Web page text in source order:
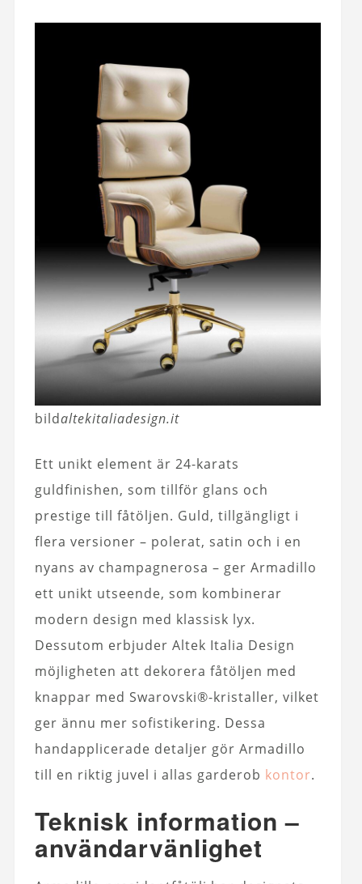
bildaltekitaliadesign.it
Ett unikt element är 24-karats
guldfinishen, som tillför glans och
prestige till fåtöljen. Guld, tillgängligt i
flera versioner – polerat, satin och i en
nyans av champagnerosa – ger Armadillo
ett unikt utseende, som kombinerar
modern design med klassisk lyx.
Dessutom erbjuder Altek Italia Design
möjligheten att dekorera fåtöljen med
knappar med Swarovski®-kristaller, vilket
ger ännu mer sofistikering. Dessa
handapplicerade detaljer gör Armadillo
till en riktig juvel i allas garderob kontor.
Teknisk information –
användarvänlighet